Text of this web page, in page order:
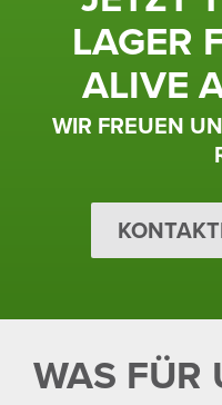
LAGER
ALIVE
WIR FREUEN
WAS FÜR